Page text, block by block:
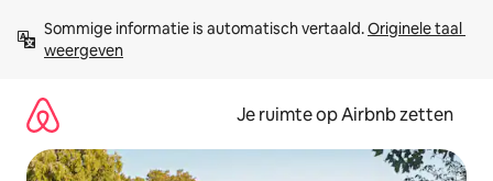
direct
naar
Sommige informatie is automatisch vertaald. Originele taal
weergeven
Je ruimte op Airbnb zetten